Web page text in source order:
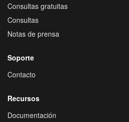
Consultas gratuitas
Consultas
Notas de prensa
Soporte
Contacto
Recursos
Documentación